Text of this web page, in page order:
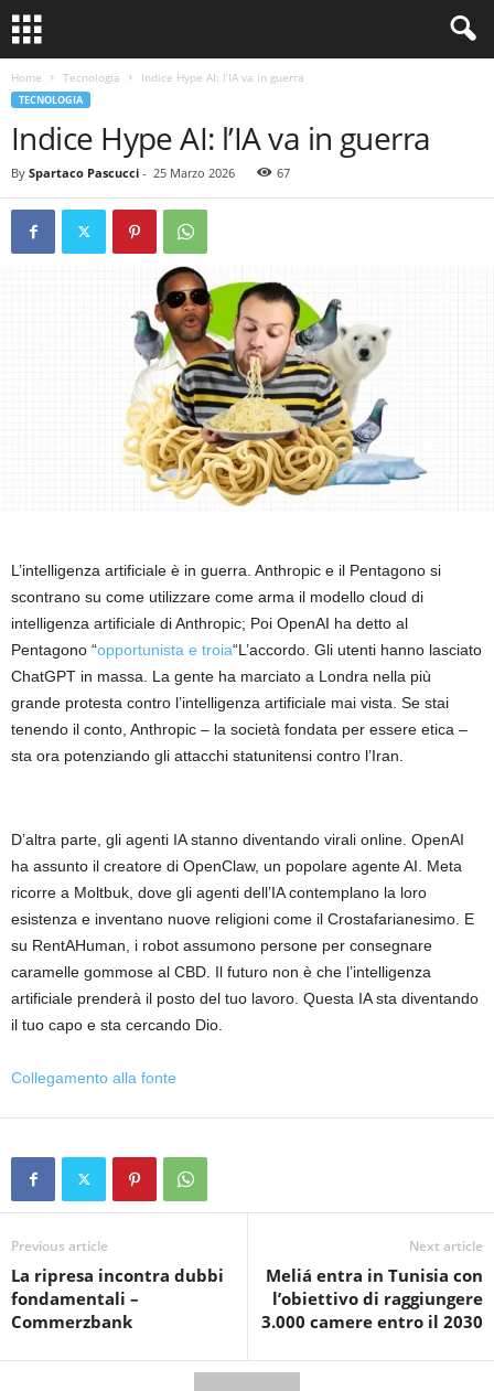
Home Tecnologia Indice Hype AI: l’IA va in guerra
TECNOLOGIA
Indice Hype AI: l’IA va in guerra
By Spartaco Pascucci - 25 Marzo 2026 67
L’intelligenza artificiale è in guerra. Anthropic e il Pentagono si
scontrano su come utilizzare come arma il modello cloud di
intelligenza artificiale di Anthropic; Poi OpenAI ha detto al
Pentagono “opportunista e troia“L’accordo. Gli utenti hanno lasciato
ChatGPT in massa. La gente ha marciato a Londra nella più
grande protesta contro l’intelligenza artificiale mai vista. Se stai
tenendo il conto, Anthropic – la società fondata per essere etica –
sta ora potenziando gli attacchi statunitensi contro l’Iran.
D’altra parte, gli agenti IA stanno diventando virali online. OpenAI
ha assunto il creatore di OpenClaw, un popolare agente AI. Meta
ricorre a Moltbuk, dove gli agenti dell’IA contemplano la loro
esistenza e inventano nuove religioni come il Crostafarianesimo. E
su RentAHuman, i robot assumono persone per consegnare
caramelle gommose al CBD. Il futuro non è che l’intelligenza
artificiale prenderà il posto del tuo lavoro. Questa IA sta diventando
il tuo capo e sta cercando Dio.
Collegamento alla fonte
Previous article
La ripresa incontra dubbi
fondamentali –
Commerzbank
Next article
Meliá entra in Tunisia con
l’obiettivo di raggiungere
3.000 camere entro il 2030